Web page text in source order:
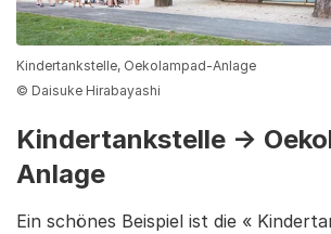
Kindertankstelle, Oekolampad-Anlage
© Daisuke Hirabayashi
Kindertankstelle →
Anlage
Ein schönes Beispiel ist die «